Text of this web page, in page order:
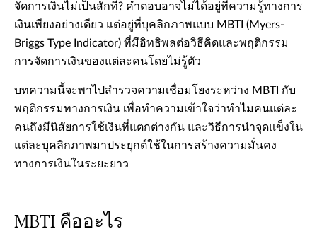
จัดการเงินไม่เป็นสักที? คำตอบอาจไม่ได้อยู่ที่ความรู้ทางการ
เงินเพียงอย่างเดียว แต่อยู่ที่บุคลิกภาพแบบ MBTI (Myers-
Briggs Type Indicator) ที่มีอิทธิพลต่อวิธีคิดและพฤติกรรม
การจัดการเงินของแต่ละคนโดยไม่รู้ตัว
บทความนี้จะพาไปสำรวจความเชื่อมโยงระหว่าง MBTI กับ
พฤติกรรมทางการเงิน เพื่อทำความเข้าใจว่าทำไมคนแต่ละ
คนถึงมีนิสัยการใช้เงินที่แตกต่างกัน และวิธีการนำจุดแข็งใน
แต่ละบุคลิกภาพมาประยุกต์ใช้ในการสร้างความมั่นคง
ทางการเงินในระยะยาว
MBTI คืออะไร